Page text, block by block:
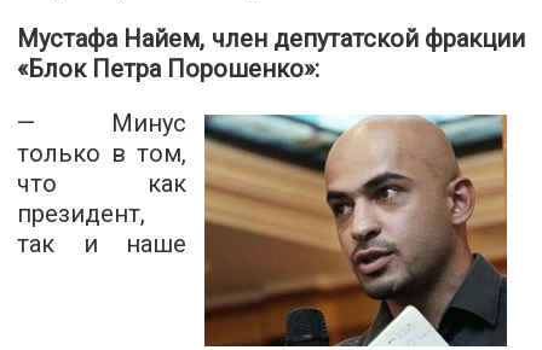
Мустафа Найем, член депутатской фракции
«Блок Петра Порошенко»:
— Минус
только в том,
что как
президент,
так и наше